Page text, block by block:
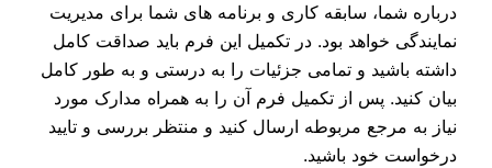
درباره شما، سابقه کاری و برنامه‌ های شما برای مدیریت
نمایندگی خواهد بود. در تکمیل این فرم باید صداقت کامل
داشته باشید و تمامی جزئیات را به درستی و به طور کامل
بیان کنید. پس از تکمیل فرم آن را به همراه مدارک مورد
نیاز به مرجع مربوطه ارسال کنید و منتظر بررسی و تایید
درخواست خود باشید.